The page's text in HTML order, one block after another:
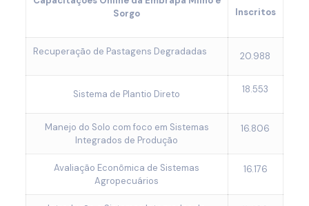
Sorgo
Inscritos
Recuperação de Pastagens Degradadas 20.988
Sistema de Plantio Direto 18.553
Manejo do Solo com foco em Sistemas
Integrados de Produção
16.806
Avaliação Econômica de Sistemas
Agropecuários
16.176